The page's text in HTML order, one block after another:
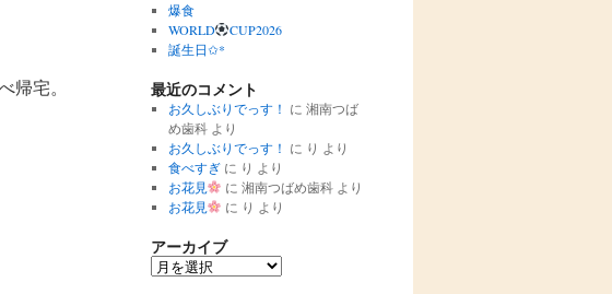
帰宅。
爆食
WORLD
CUP2026
誕生日✩︎*
最近のコメント
お久しぶりでっす！ に 湘南つば
め歯科より
お久しぶりでっす！ に り より
食べすぎに り より
お花見
に湘南つばめ歯科 より
お花見
に り より
アーカイブ
ア